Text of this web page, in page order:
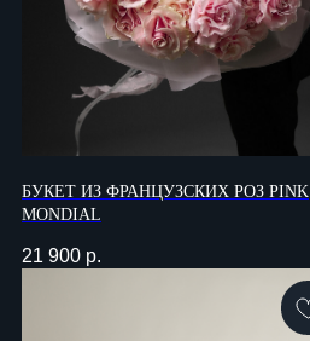
БУКЕТ ИЗ ФРАНЦУЗСКИХ РОЗ PINK
MONDIAL
21 900 р.